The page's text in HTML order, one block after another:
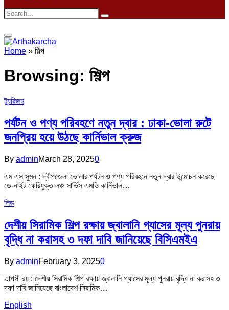
Home » শিল্প
Browsing: শিল্প
ট্যুরিজম
পর্যটন ও পণ্য পরিবহণে নতুন দ্বার : ঢাকা-ভোলা রুটে
জনপ্রিয় হয়ে উঠছে কার্নিভাল ক্রুজ
By adminMarch 28, 20250
এম এস সুমন : দ্বীপজেলা ভোলার পর্যটন ও পণ্য পরিবহনে নতুন দ্বার উন্মোচন করেছে
ডে-নাইট ফেরিযুক্ত লঞ্চ সার্ভিস এমভি কার্নিভাল…
লিড
দেশীয় সিরামিক শিল্প রক্ষায় জ্বালানি গ্যাসের মূল্য পুনরায়
বৃদ্ধি না করাসহ ৩ দফা দাবি জানিয়েছে বিসিএমইএ
By adminFebruary 3, 20250
তাপসী রয় : দেশীয় সিরামিক শিল্প রক্ষায় জ্বালানি গ্যাসের মূল্য পুনরায় বৃদ্ধি না করাসহ ৩
দফা দাবি জানিয়েছে বাংলাদেশ সিরামিক…
English